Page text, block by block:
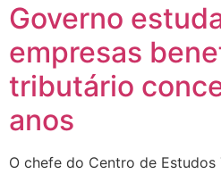
Governo
empresas
tributário
anos
O chefe do Centro de